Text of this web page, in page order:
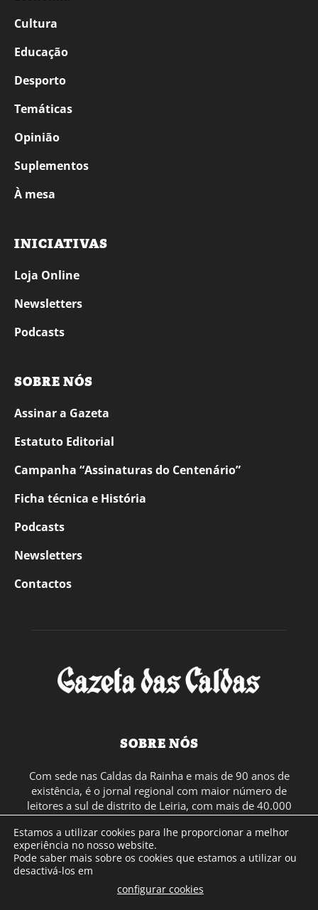
Cultura
Educação
Desporto
Temáticas
Opinião
Suplementos
À mesa
INICIATIVAS
Loja Online
Newsletters
Podcasts
SOBRE NÓS
Assinar a Gazeta
Estatuto Editorial
Campanha “Assinaturas do Centenário”
Ficha técnica e História
Podcasts
Newsletters
Contactos
SOBRE NÓS
Com sede nas Caldas da Rainha e mais de 90 anos de
existência, é o jornal regional com maior número de
leitores a sul de distrito de Leiria, com mais de 40.000
em Portugal Continental e assinatura online.
SIGA-NOS
Estamos a utilizar cookies para lhe proporcionar a melhor
experiência no nosso website.
Pode saber mais sobre os cookies que estamos a utilizar ou
desactivá-los em
configurar cookies